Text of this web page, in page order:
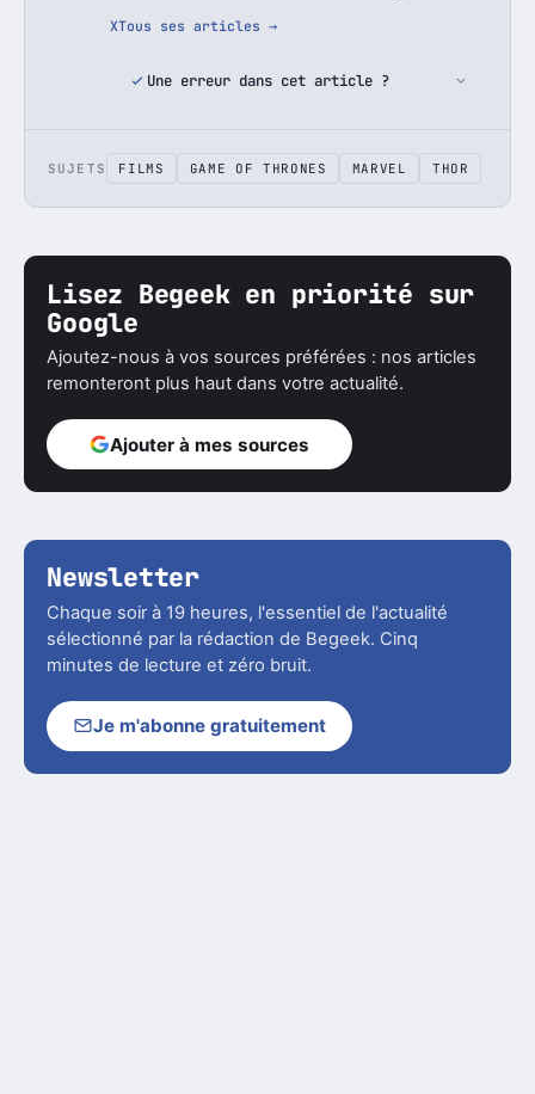
XTous ses articles →
Une erreur dans cet article ?
SUJETS FILMS GAME OF THRONES MARVEL THOR
Lisez Begeek en priorité sur
Google
Ajoutez-nous à vos sources préférées : nos articles
remonteront plus haut dans votre actualité.
Ajouter à mes sources
Newsletter
Chaque soir à 19 heures, l'essentiel de l'actualité
sélectionné par la rédaction de Begeek. Cinq
minutes de lecture et zéro bruit.
Je m'abonne gratuitement